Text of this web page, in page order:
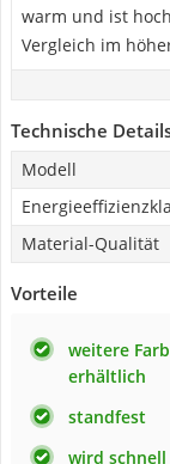
warm und ist
Vergleich im
Technische
Modell
Material-Qualität
Vorteile
weitere
erhältlich
standfest
wird